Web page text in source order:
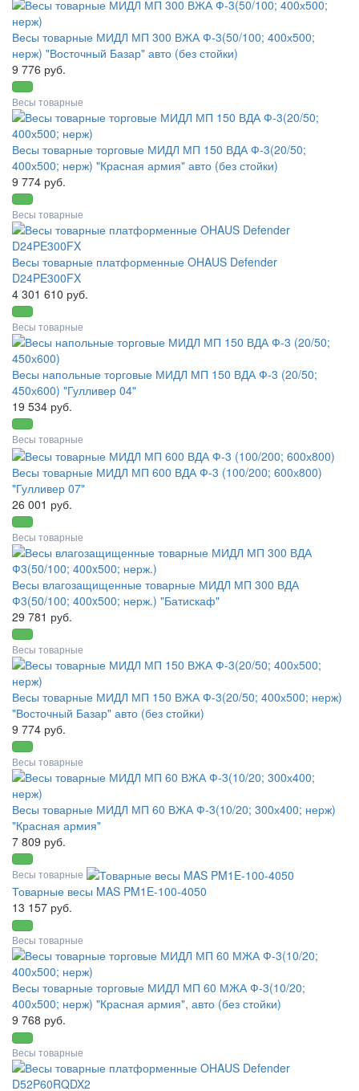
Весы товарные МИДЛ МП 300 ВЖА Ф-3(50/100; 400х500;
нерж) "Восточный Базар" авто (без стойки)
9 776 руб.
Весы товарные
Весы товарные торговые МИДЛ МП 150 ВДА Ф-3(20/50;
400х500; нерж) "Красная армия" авто (без стойки)
9 774 руб.
Весы товарные
Весы товарные платформенные OHAUS Defender
D24PE300FX
4 301 610 руб.
Весы товарные
Весы напольные торговые МИДЛ МП 150 ВДА Ф-3 (20/50;
450х600) "Гулливер 04"
19 534 руб.
Весы товарные
Весы товарные МИДЛ МП 600 ВДА Ф-3 (100/200; 600х800)
"Гулливер 07"
26 001 руб.
Весы товарные
Весы влагозащищенные товарные МИДЛ МП 300 ВДА
Ф3(50/100; 400x500; нерж.) "Батискаф"
29 781 руб.
Весы товарные
Весы товарные МИДЛ МП 150 ВЖА Ф-3(20/50; 400х500; нерж)
"Восточный Базар" авто (без стойки)
9 774 руб.
Весы товарные
Весы товарные МИДЛ МП 60 ВЖА Ф-3(10/20; 300х400; нерж)
"Красная армия"
7 809 руб.
Весы товарные
Товарные весы MAS PM1E-100-4050
13 157 руб.
Весы товарные
Весы товарные торговые МИДЛ МП 60 МЖА Ф-3(10/20;
400х500; нерж) "Красная армия", авто (без стойки)
9 768 руб.
Весы товарные